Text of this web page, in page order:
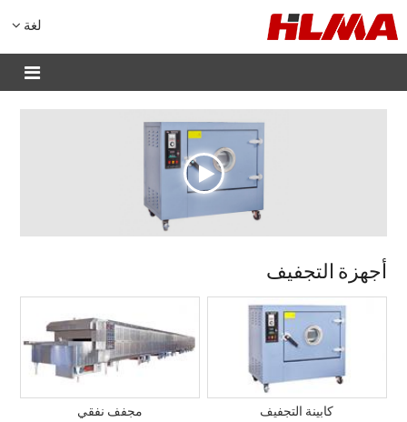
لغة
أجهزة التجفيف
كابينة التجفيف مجفف نفقي